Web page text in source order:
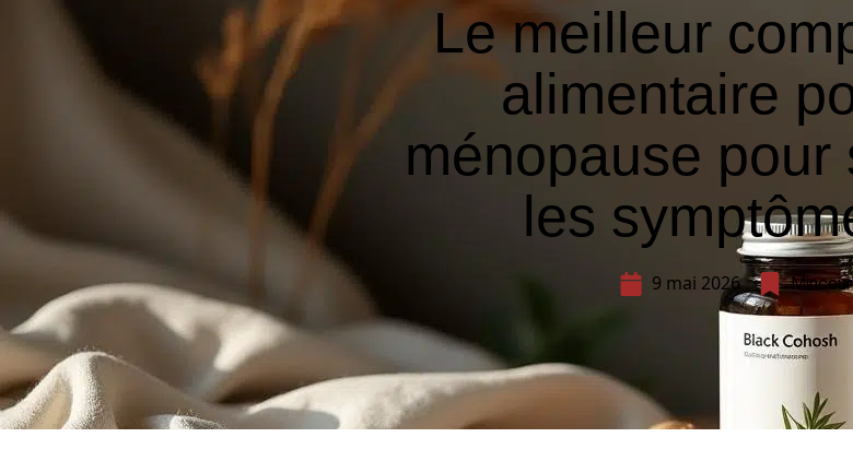
Le meilleur
alimentaire
ménopause pour
les
9 mai 2026 Minceur